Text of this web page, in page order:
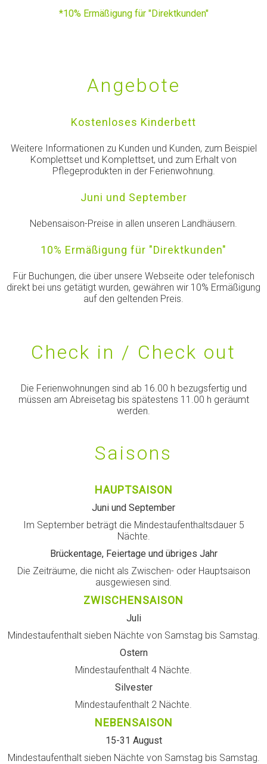
*10% Ermäßigung für "Direktkunden"
Angebote
Kostenloses Kinderbett
Weitere Informationen zu Kunden und Kunden, zum Beispiel
Komplettset und Komplettset, und zum Erhalt von
Pflegeprodukten in der Ferienwohnung.
Juni und September
Nebensaison-Preise in allen unseren Landhäusern.
10% Ermäßigung für "Direktkunden"
Für Buchungen, die über unsere Webseite oder telefonisch
direkt bei uns getätigt wurden, gewähren wir 10% Ermäßigung
auf den geltenden Preis.
Check in / Check out
Die Ferienwohnungen sind ab 16.00 h bezugsfertig und
müssen am Abreisetag bis spätestens 11.00 h geräumt
werden.
Saisons
HAUPTSAISON
Juni und September
Im September beträgt die Mindestaufenthaltsdauer 5
Nächte.
Brückentage, Feiertage und übriges Jahr
Die Zeiträume, die nicht als Zwischen- oder Hauptsaison
ausgewiesen sind.
ZWISCHENSAISON
Juli
Mindestaufenthalt sieben Nächte von Samstag bis Samstag.
Ostern
Mindestaufenthalt 4 Nächte.
Silvester
Mindestaufenthalt 2 Nächte.
NEBENSAISON
15-31 August
Mindestaufenthalt sieben Nächte von Samstag bis Samstag.